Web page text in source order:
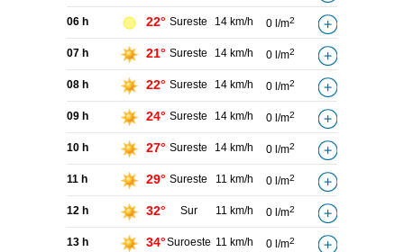
06 h 22° Sureste 14 km/h 0 l/m2
07 h 21° Sureste 14 km/h 0 l/m2
08 h 22° Sureste 14 km/h 0 l/m2
09 h 24° Sureste 14 km/h 0 l/m2
10 h 27° Sureste 14 km/h 0 l/m2
11 h 29° Sureste 11 km/h 0 l/m2
12 h 32° Sur 11 km/h 0 l/m2
13 h 34°Suroeste 11 km/h 0 l/m2